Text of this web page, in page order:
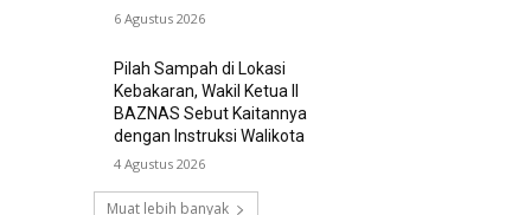
6 Agustus 2026
Pilah Sampah di Lokasi
Kebakaran, Wakil Ketua II
BAZNAS Sebut Kaitannya
dengan Instruksi Walikota
4 Agustus 2026
Muat lebih banyak